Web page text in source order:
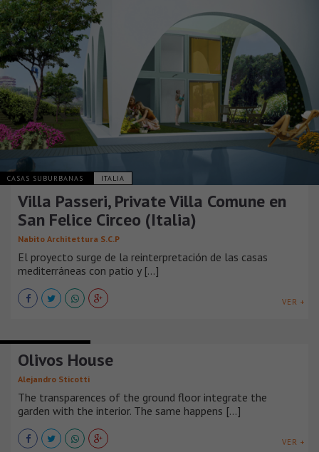
CASAS SUBURBANAS ITALIA
Villa Passeri, Private Villa Comune en
San Felice Circeo (Italia)
Nabito Architettura S.C.P
El proyecto surge de la reinterpretación de las casas
mediterráneas con patio y [...]
VER +
Olivos House
Alejandro Sticotti
The transparences of the ground floor integrate the
garden with the interior. The same happens [...]
VER +